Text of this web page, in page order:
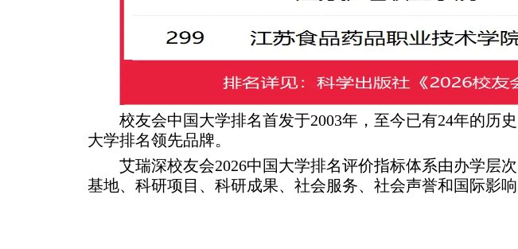
校友会中国大学排名首发于2003年，至今已有24年的历
大学排名领先品牌。
艾瑞深校友会2026中国大学排名评价指标体系由办学层
基地、科研项目、科研成果、社会服务、社会声誉和国际影响